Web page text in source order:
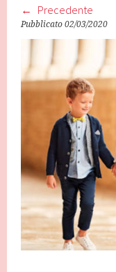
Precedente
Pubblicato02/03/2020